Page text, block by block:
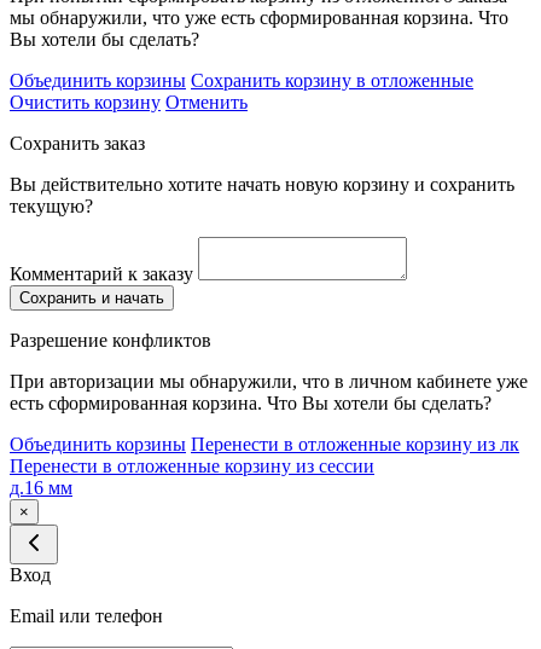
мы обнаружили, что уже есть сформированная корзина. Что
Вы хотели бы сделать?
Объединить корзины Сохранить корзину в отложенные
Очистить корзину Отменить
Сохранить заказ
Вы действительно хотите начать новую корзину и сохранить
текущую?
Комментарий к заказу
Сохранить и начать
Разрешение конфликтов
При авторизации мы обнаружили, что в личном кабинете уже
есть сформированная корзина. Что Вы хотели бы сделать?
Объединить корзины Перенести в отложенные корзину из лк
Перенести в отложенные корзину из сессии
д.16 мм
×
Вход
Email или телефон